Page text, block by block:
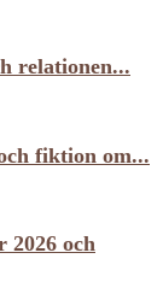
relationen...
fiktion om...
2026 och